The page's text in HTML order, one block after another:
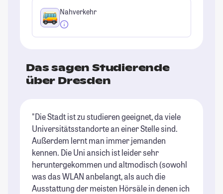
Nahverkehr
Das sagen Studierende
über Dresden
"Die Stadt ist zu studieren geeignet, da viele
Universitätsstandorte an einer Stelle sind.
Außerdem lernt man immer jemanden
kennen. Die Uni ansich ist leider sehr
heruntergekommen und altmodisch (sowohl
was das WLAN anbelangt, als auch die
Ausstattung der meisten Hörsäle in denen ich